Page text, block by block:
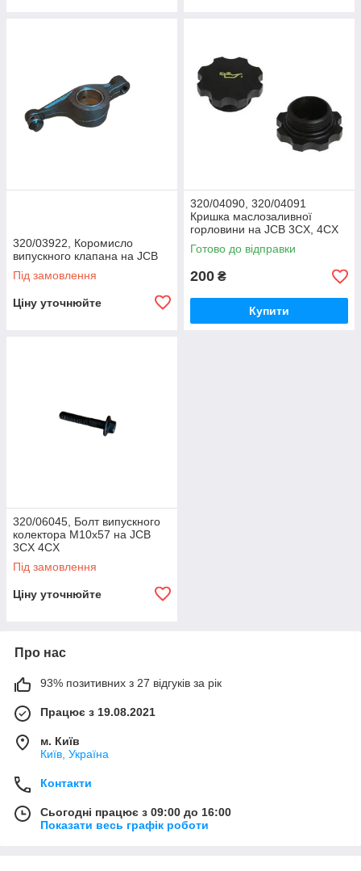
320/03922, Коромисло
випускного клапана на JCB
Під замовлення
Ціну уточнюйте
320/04090, 320/04091
Кришка маслозаливної
горловини на JCB 3CX, 4CX
DIESELMAX
Готово до відправки
200 ₴
Купити
320/06045, Болт випускного
колектора М10х57 на JCB
3CX 4CX
Під замовлення
Ціну уточнюйте
Про нас
93% позитивних з 27 відгуків за рік
Працює з 19.08.2021
м. Київ
Київ, Україна
Контакти
Сьогодні працює з 09:00 до 16:00
Показати весь графік роботи